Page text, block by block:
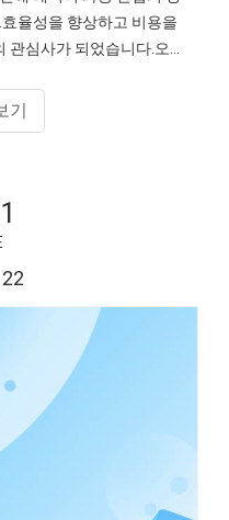
율성을 향상하고 비용을
관심사가 되었습니다.오늘
및 가공 효과 측면에서 어
효율적인지 분석합니다.
기